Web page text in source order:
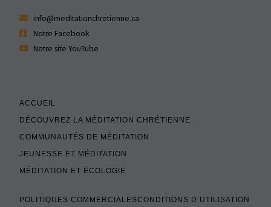
info@meditationchretienne.ca
Notre Facebook
Notre site YouTube
ACCUEIL
DÉCOUVREZ LA MÉDITATION CHRÉTIENNE
COMMUNAUTÉS DE MÉDITATION
JEUNESSE ET MÉDITATION
MÉDITATION ET ÉCOLOGIE
POLITIQUES COMMERCIALESCONDITIONS D’UTILISATION